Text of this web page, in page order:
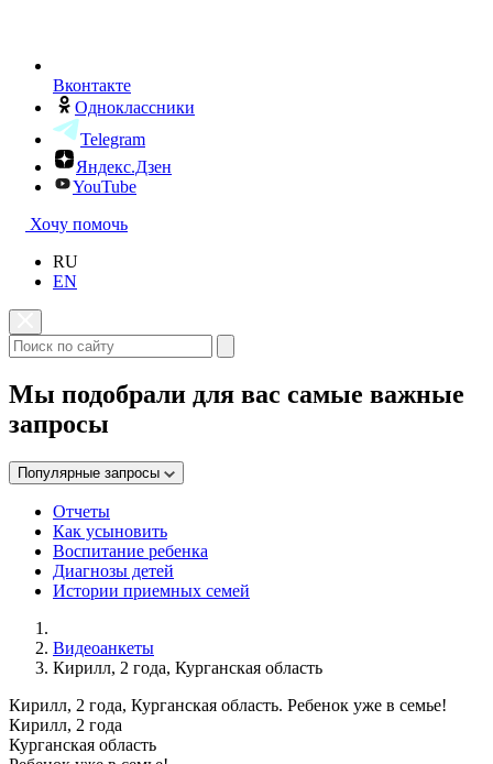
Вконтакте
Одноклассники
Telegram
Яндекс.Дзен
YouTube
Хочу помочь
RU
EN
Мы подобрали для вас самые важные
запросы
Популярные запросы
Отчеты
Как усыновить
Воспитание ребенка
Диагнозы детей
Истории приемных семей
Видеоанкеты
Кирилл, 2 года, Курганская область
Кирилл, 2 года, Курганская область. Ребенок уже в семье!
Кирилл, 2 года
Курганская область